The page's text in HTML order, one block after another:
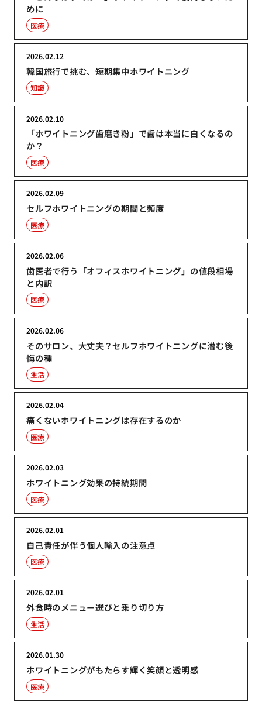
めに
医療
韓国旅行で挑む、短期集中ホワイトニング
2026.02.12
知識
「ホワイトニング歯磨き粉」で歯は本当に白くなるの
か？
2026.02.10
医療
セルフホワイトニングの期間と頻度
2026.02.09
医療
歯医者で行う「オフィスホワイトニング」の値段相場
と内訳
2026.02.06
医療
そのサロン、大丈夫？セルフホワイトニングに潜む後
悔の種
2026.02.06
生活
痛くないホワイトニングは存在するのか
2026.02.04
医療
ホワイトニング効果の持続期間
2026.02.03
医療
自己責任が伴う個人輸入の注意点
2026.02.01
医療
外食時のメニュー選びと乗り切り方
2026.02.01
生活
ホワイトニングがもたらす輝く笑顔と透明感
2026.01.30
医療